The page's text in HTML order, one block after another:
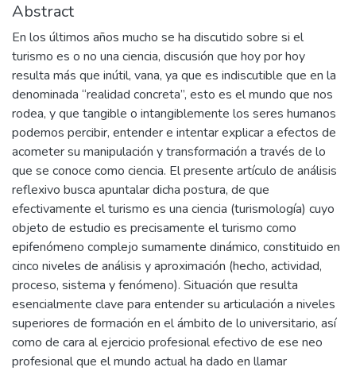
Abstract
En los últimos años mucho se ha discutido sobre si el
turismo es o no una ciencia, discusión que hoy por hoy
resulta más que inútil, vana, ya que es indiscutible que en la
denominada “realidad concreta”, esto es el mundo que nos
rodea, y que tangible o intangiblemente los seres humanos
podemos percibir, entender e intentar explicar a efectos de
acometer su manipulación y transformación a través de lo
que se conoce como ciencia. El presente artículo de análisis
reflexivo busca apuntalar dicha postura, de que
efectivamente el turismo es una ciencia (turismología) cuyo
objeto de estudio es precisamente el turismo como
epifenómeno complejo sumamente dinámico, constituido en
cinco niveles de análisis y aproximación (hecho, actividad,
proceso, sistema y fenómeno). Situación que resulta
esencialmente clave para entender su articulación a niveles
superiores de formación en el ámbito de lo universitario, así
como de cara al ejercicio profesional efectivo de ese neo
profesional que el mundo actual ha dado en llamar